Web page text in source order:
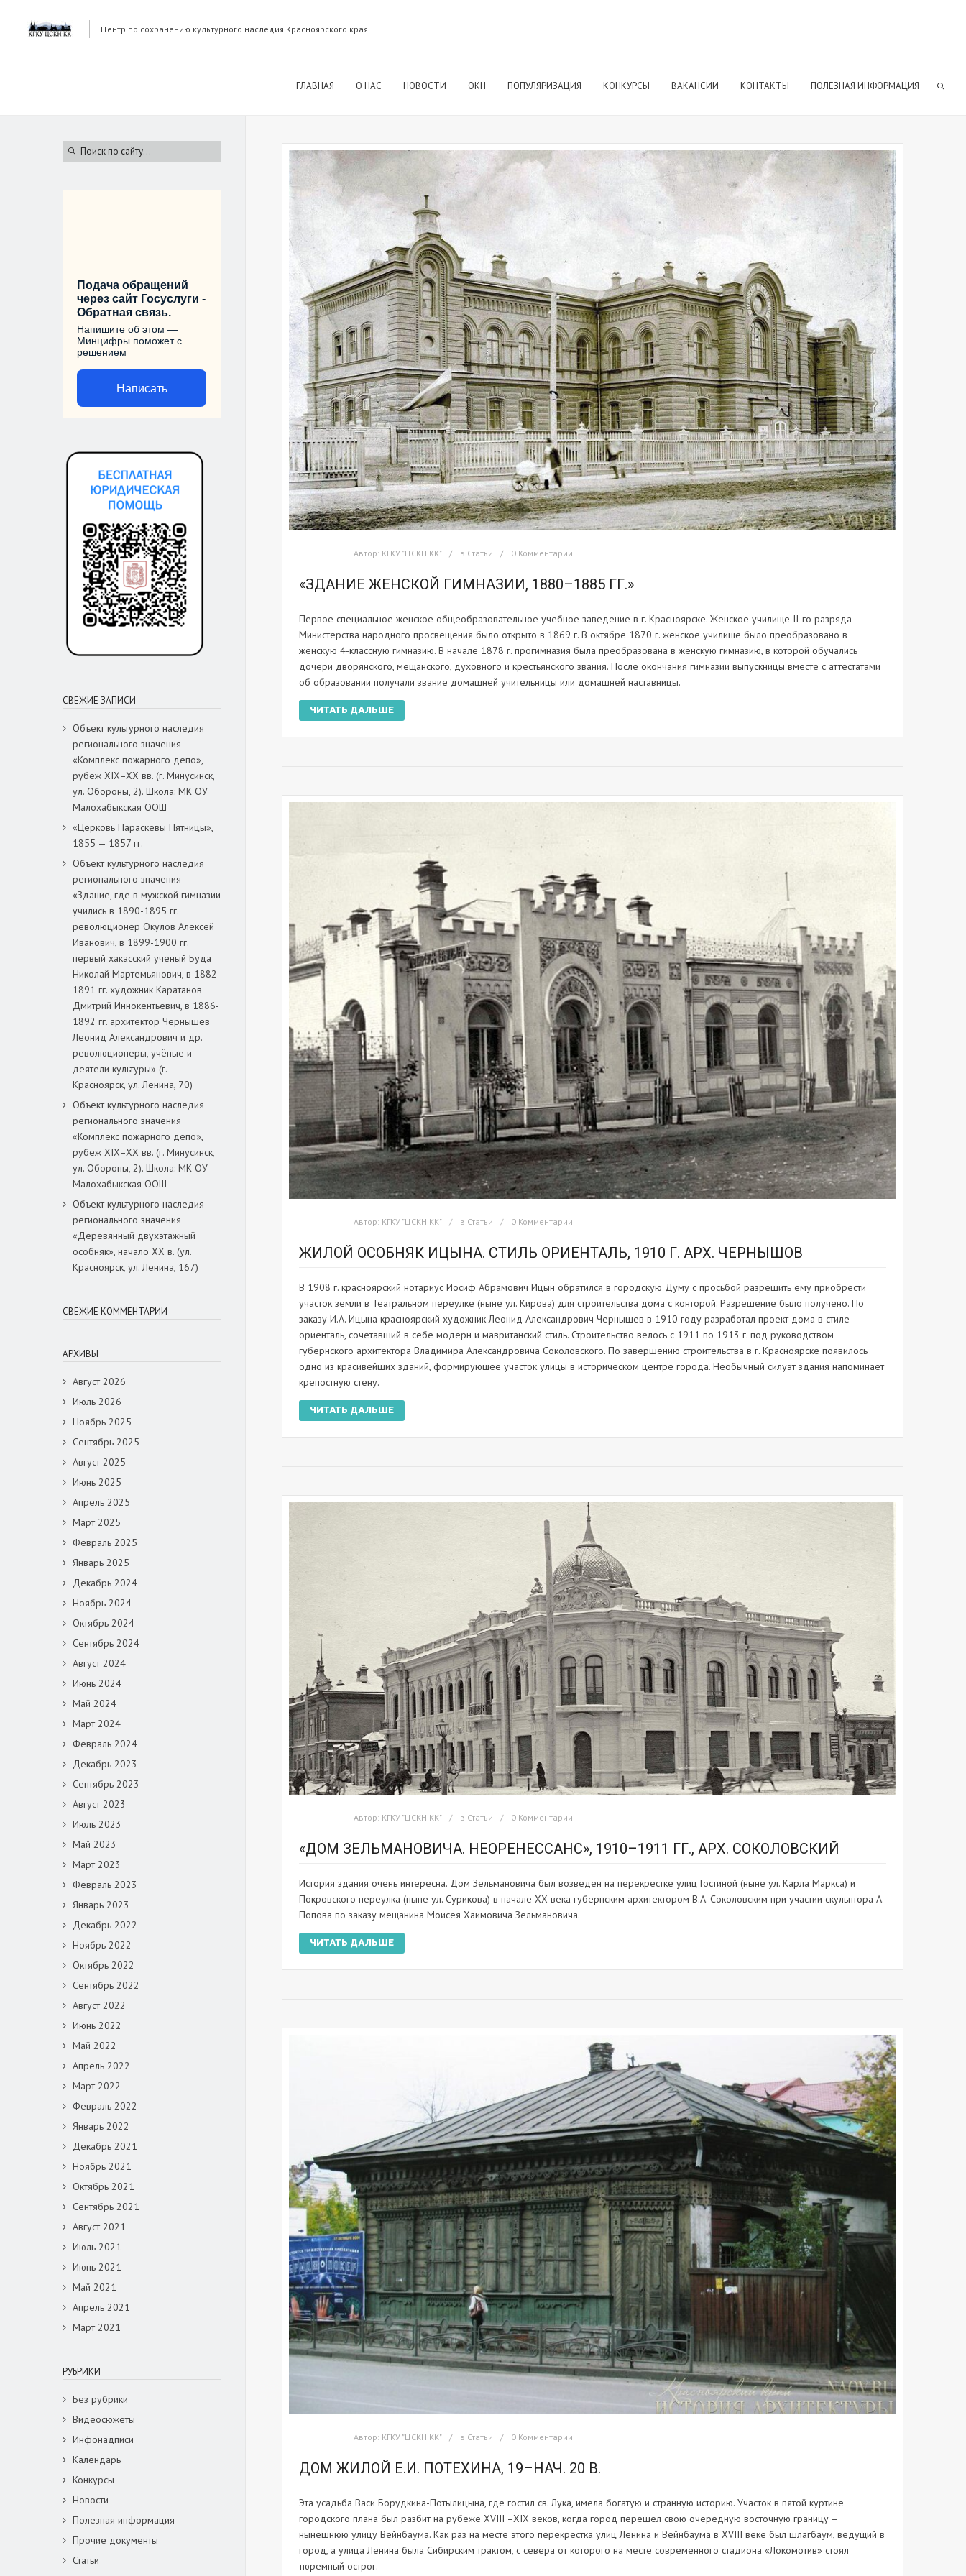
Центр по сохранению культурного наследия Красноярского края
ГЛАВНАЯ О НАС НОВОСТИ ОКН ПОПУЛЯРИЗАЦИЯ КОНКУРСЫ ВАКАНСИИ КОНТАКТЫ ПОЛЕЗНАЯ ИНФОРМАЦИЯ
Автор: КГКУ "ЦСКН КК" в Статьи 0 Комментарии
«ЗДАНИЕ ЖЕНСКОЙ ГИМНАЗИИ, 1880–1885 ГГ.»
Первое специальное женское общеобразовательное учебное заведение в г. Красноярске. Женское училище II-го разряда
Министерства народного просвещения было открыто в 1869 г. В октябре 1870 г. женское училище было преобразовано в
женскую 4-классную гимназию. В начале 1878 г. прогимназия была преобразована в женскую гимназию, в которой обучались
дочери дворянского, мещанского, духовного и крестьянского звания. После окончания гимназии выпускницы вместе с аттестатами
об образовании получали звание домашней учительницы или домашней наставницы.
ЧИТАТЬ ДАЛЬШЕ
Автор: КГКУ "ЦСКН КК" в Статьи 0 Комментарии
ЖИЛОЙ ОСОБНЯК ИЦЫНА. СТИЛЬ ОРИЕНТАЛЬ, 1910 Г. АРХ. ЧЕРНЫШОВ
В 1908 г. красноярский нотариус Иосиф Абрамович Ицын обратился в городскую Думу с просьбой разрешить ему приобрести
участок земли в Театральном переулке (ныне ул. Кирова) для строительства дома с конторой. Разрешение было получено. По
заказу И.А. Ицына красноярский художник Леонид Александрович Чернышев в 1910 году разработал проект дома в стиле
ориенталь, сочетавший в себе модерн и мавританский стиль. Строительство велось с 1911 по 1913 г. под руководством
губернского архитектора Владимира Александровича Соколовского. По завершению строительства в г. Красноярске появилось
одно из красивейших зданий, формирующее участок улицы в историческом центре города. Необычный силуэт здания напоминает
крепостную стену.
ЧИТАТЬ ДАЛЬШЕ
Автор: КГКУ "ЦСКН КК" в Статьи 0 Комментарии
«ДОМ ЗЕЛЬМАНОВИЧА. НЕОРЕНЕССАНС», 1910–1911 ГГ., АРХ. СОКОЛОВСКИЙ
История здания очень интересна. Дом Зельмановича был возведен на перекрестке улиц Гостиной (ныне ул. Карла Маркса) и
Покровского переулка (ныне ул. Сурикова) в начале XX века губернским архитектором В.А. Соколовским при участии скульптора А.
Попова по заказу мещанина Моисея Хаимовича Зельмановича.
ЧИТАТЬ ДАЛЬШЕ
Автор: КГКУ "ЦСКН КК" в Статьи 0 Комментарии
ДОМ ЖИЛОЙ Е.И. ПОТЕХИНА, 19–НАЧ. 20 В.
Эта усадьба Васи Борудкина-Потылицына, где гостил св. Лука, имела богатую и странную историю. Участок в пятой куртине
городского плана был разбит на рубеже XVIII –XIX веков, когда город перешел свою очередную восточную границу –
нынешнюю улицу Вейнбаума. Как раз на месте этого перекрестка улиц Ленина и Вейнбаума в XVIII веке был шлагбаум, ведущий в
город, а улица Ленина была Сибирским трактом, с севера от которого на месте современного стадиона «Локомотив» стоял
тюремный острог.
Подача обращений
через сайт Госуслуги -
Обратная связь.
Напишите об этом —
Минцифры поможет с
решением
Написать
СВЕЖИЕ ЗАПИСИ
Объект культурного наследия
регионального значения
«Комплекс пожарного депо»,
рубеж XIX–XX вв. (г. Минусинск,
ул. Обороны, 2). Школа: МК ОУ
Малохабыкская ООШ
«Церковь Параскевы Пятницы»,
1855 — 1857 гг.
Объект культурного наследия
регионального значения
«Здание, где в мужской гимназии
учились в 1890-1895 гг.
революционер Окулов Алексей
Иванович, в 1899-1900 гг.
первый хакасский учёный Буда
Николай Мартемьянович, в 1882-
1891 гг. художник Каратанов
Дмитрий Иннокентьевич, в 1886-
1892 гг. архитектор Чернышев
Леонид Александрович и др.
революционеры, учёные и
деятели культуры» (г.
Красноярск, ул. Ленина, 70)
Объект культурного наследия
регионального значения
«Комплекс пожарного депо»,
рубеж XIX–XX вв. (г. Минусинск,
ул. Обороны, 2). Школа: МК ОУ
Малохабыкская ООШ
Объект культурного наследия
регионального значения
«Деревянный двухэтажный
особняк», начало ХХ в. (ул.
Красноярск, ул. Ленина, 167)
СВЕЖИЕ КОММЕНТАРИИ
АРХИВЫ
Август 2026
Июль 2026
Ноябрь 2025
Сентябрь 2025
Август 2025
Июнь 2025
Апрель 2025
Март 2025
Февраль 2025
Январь 2025
Декабрь 2024
Ноябрь 2024
Октябрь 2024
Сентябрь 2024
Август 2024
Июнь 2024
Май 2024
Март 2024
Февраль 2024
Декабрь 2023
Сентябрь 2023
Август 2023
Июль 2023
Май 2023
Март 2023
Февраль 2023
Январь 2023
Декабрь 2022
Ноябрь 2022
Октябрь 2022
Сентябрь 2022
Август 2022
Июнь 2022
Май 2022
Апрель 2022
Март 2022
Февраль 2022
Январь 2022
Декабрь 2021
Ноябрь 2021
Октябрь 2021
Сентябрь 2021
Август 2021
Июль 2021
Июнь 2021
Май 2021
Апрель 2021
Март 2021
РУБРИКИ
Без рубрики
Видеосюжеты
Инфонадписи
Календарь
Конкурсы
Новости
Полезная информация
Прочие документы
Статьи